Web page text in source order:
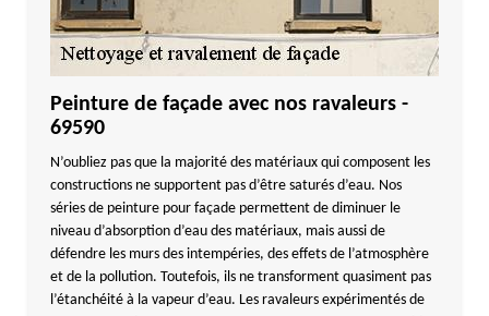
Peinture de façade avec nos ravaleurs -
69590
N’oubliez pas que la majorité des matériaux qui composent les
constructions ne supportent pas d’être saturés d’eau. Nos
séries de peinture pour façade permettent de diminuer le
niveau d’absorption d’eau des matériaux, mais aussi de
défendre les murs des intempéries, des effets de l’atmosphère
et de la pollution. Toutefois, ils ne transforment quasiment pas
l’étanchéité à la vapeur d’eau. Les ravaleurs expérimentés de